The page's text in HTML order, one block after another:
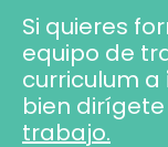
Si quieres
equipo de
curriculum a
bien dirígete
trabajo.